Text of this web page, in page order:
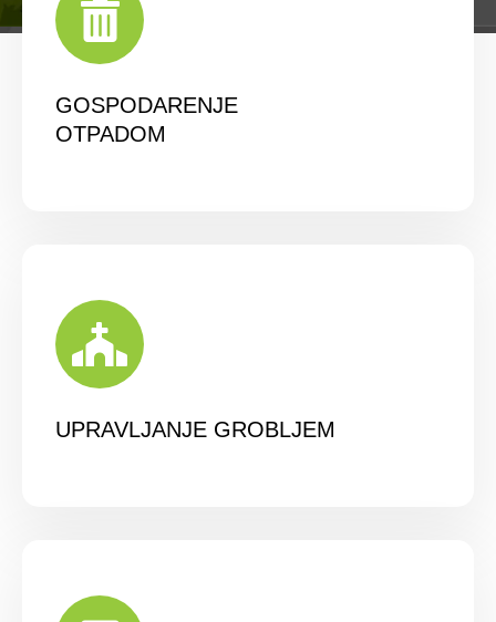
GOSPODARENJE
OTPADOM
UPRAVLJANJE GROBLJEM